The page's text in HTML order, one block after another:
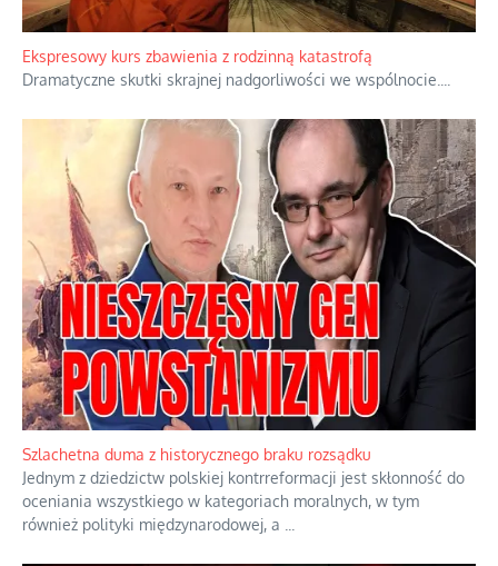
Watykan woli skupiać się na łagodnym wizerunku Maryi,
ukrywając przed światem pełną i bardziej surową treść jej
orędzia....
Ekspresowy kurs zbawienia z rodzinną katastrofą
Dramatyczne skutki skrajnej nadgorliwości we wspólnocie.